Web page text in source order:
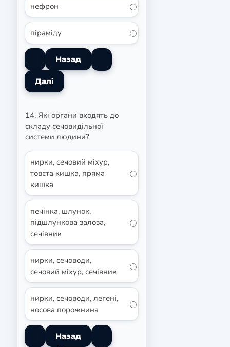
нефрон
піраміду
14. Які органи входять до
складу сечовидільної
системи людини?
нирки, сечовий міхур,
товста кишка, пряма
кишка
печінка, шлунок,
підшлункова залоза,
сечівник
нирки, сечоводи,
сечовий міхур, сечівник
нирки, сечоводи, легені,
носова порожнина